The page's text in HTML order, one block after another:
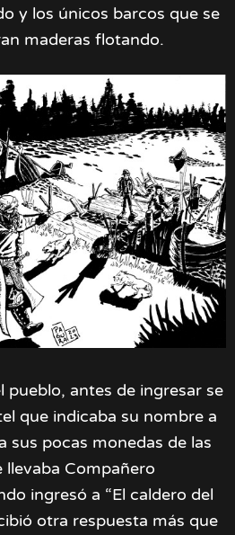
y los únicos barcos que se
maderas flotando.
pueblo, antes de ingresar se
que indicaba su nombre a
sus pocas monedas de las
llevaba Compañero
ingresó a “El caldero del
otra respuesta más que